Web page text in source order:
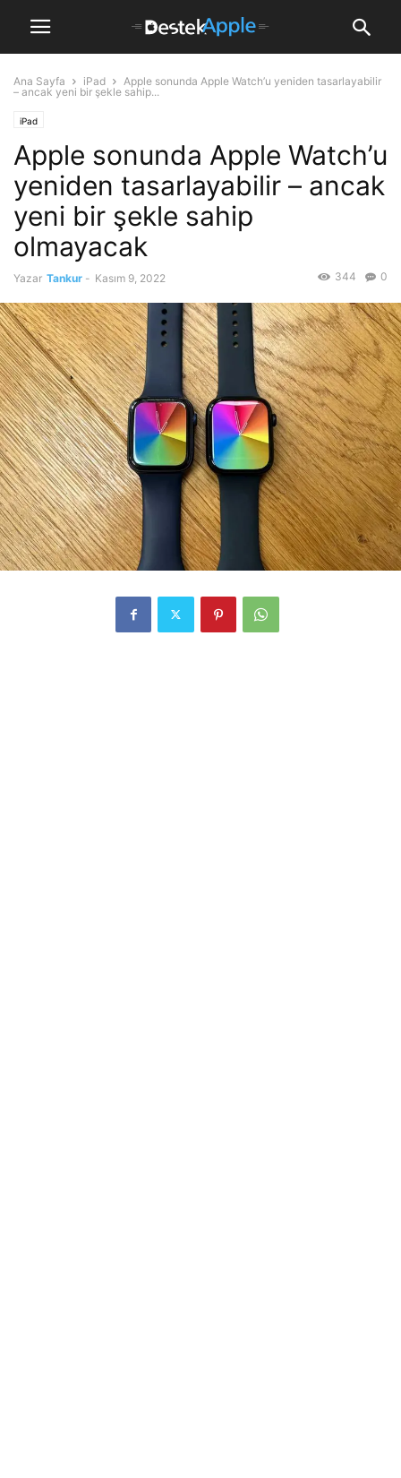
Ana Sayfa iPad
Apple sonunda Apple Watch’u yeniden tasarlayabilir
– ancak yeni bir şekle sahip...
iPad
Apple sonunda Apple Watch’u
yeniden tasarlayabilir – ancak
yeni bir şekle sahip
olmayacak
Yazar Tankur - Kasım 9, 2022 0
344